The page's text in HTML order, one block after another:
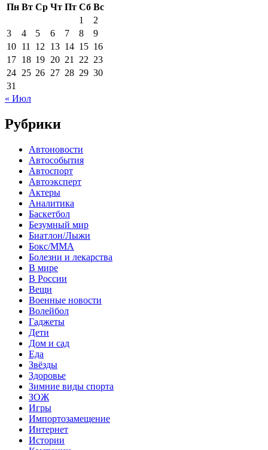
Пн Вт Ср Чт Пт Сб Вс
1
2
3
4 5 6 7 8
9
10 11 12 13 14 15 16
17 18 19 20 21 22 23
24 25 26 27 28 29 30
31
« Июл
Рубрики
Автоновости
Автособытия
Автоспорт
Автоэксперт
Актеры
Аналитика
Баскетбол
Безумный мир
Биатлон/Лыжи
Бокс/MMA
Болезни и лекарства
В мире
В России
Вещи
Военные новости
Волейбол
Гаджеты
Дети
Дом и сад
Еда
Звёзды
Здоровье
Зимние виды спорта
ЗОЖ
Игры
Импортозамещение
Интернет
Истории